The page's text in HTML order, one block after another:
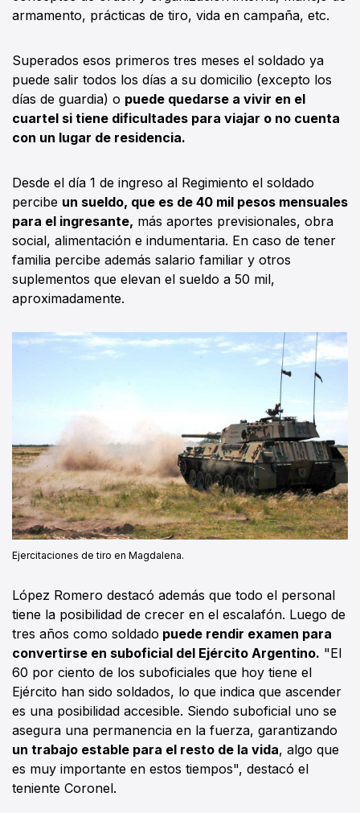
armamento, prácticas de tiro, vida en campaña, etc.
Superados esos primeros tres meses el soldado ya
puede salir todos los días a su domicilio (excepto los
días de guardia) o puede quedarse a vivir en el
cuartel si tiene dificultades para viajar o no cuenta
con un lugar de residencia.
Desde el día 1 de ingreso al Regimiento el soldado
percibe un sueldo, que es de 40 mil pesos mensuales
para el ingresante, más aportes previsionales, obra
social, alimentación e indumentaria. En caso de tener
familia percibe además salario familiar y otros
suplementos que elevan el sueldo a 50 mil,
aproximadamente.
Ejercitaciones de tiro en Magdalena.
López Romero destacó además que todo el personal
tiene la posibilidad de crecer en el escalafón. Luego de
tres años como soldado puede rendir examen para
convertirse en suboficial del Ejército Argentino. "El
60 por ciento de los suboficiales que hoy tiene el
Ejército han sido soldados, lo que indica que ascender
es una posibilidad accesible. Siendo suboficial uno se
asegura una permanencia en la fuerza, garantizando
un trabajo estable para el resto de la vida, algo que
es muy importante en estos tiempos", destacó el
teniente Coronel.